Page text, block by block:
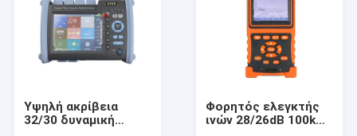
Υψηλή ακρίβεια
32/30 δυναμική
Φορητός ελεγκτής
ινών 28/26dB 100km